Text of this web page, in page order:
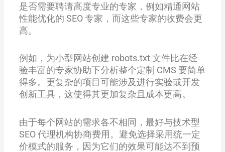
是否需要聘请高度专业的专家，例如精通网站
性能优化的 SEO 专家，而这些专家的收费会更
高。
例如，为小型网站创建 robots.txt 文件比在经
验丰富的专家协助下分析整个定制 CMS 要简单
得多。更复杂的项目可能涉及进行实验或开发
创新工具，这使得其更加复杂且成本更高。
由于每个网站的需求各不相同，最好与技术型
SEO 代理机构协商费用。避免选择采用统一定
价模式的服务，因为它们的效果可能达不到预